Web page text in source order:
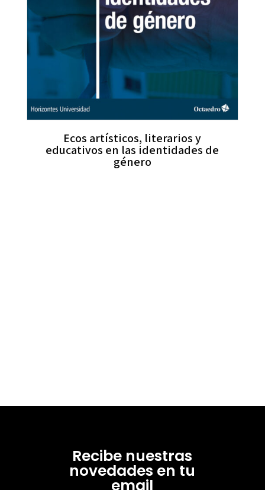
Ecos artísticos, literarios y
educativos en las identidades de
género
Recibe nuestras
novedades en tu
email